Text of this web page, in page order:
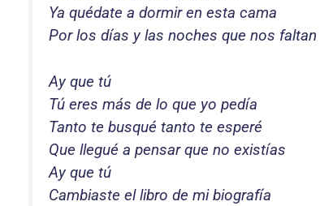
Ya quédate a dormir en esta cama
Por los días y las noches que nos faltan
Ay que tú
Tú eres más de lo que yo pedía
Tanto te busqué tanto te esperé
Que llegué a pensar que no existías
Ay que tú
Cambiaste el libro de mi biografía